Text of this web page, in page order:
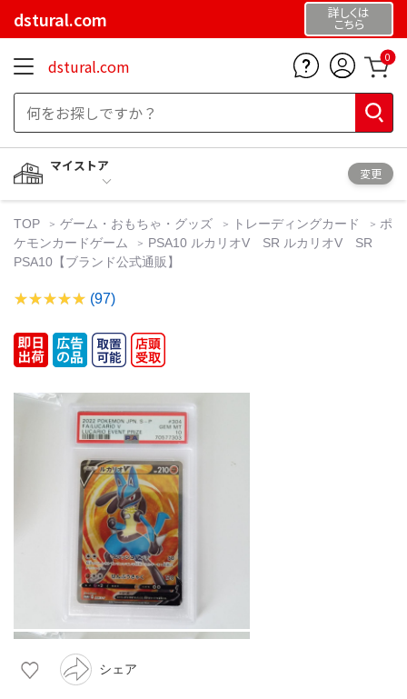
dstural.com 詳しくは
こちら
dstural.com 0
マイストア
変更
TOP ゲーム・おもちゃ・グッズ トレーディングカード
ポ
ケモンカードゲーム
PSA10 ルカリオV SR ルカリオV SR
PSA10【ブランド公式通販】
(97)
シェア